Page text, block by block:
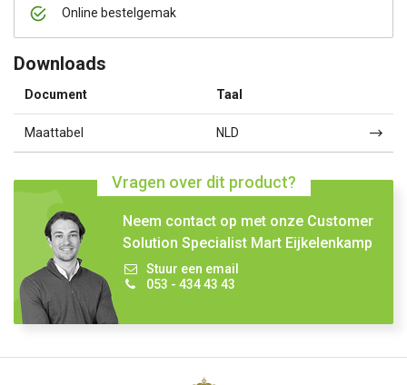
Online bestelgemak
Downloads
Document Taal
Maattabel NLD
Vragen over dit product?
Neem contact op met onze Customer
Solution Specialist Mart Eijkelenkamp
Stuur een email
053 - 434 43 43